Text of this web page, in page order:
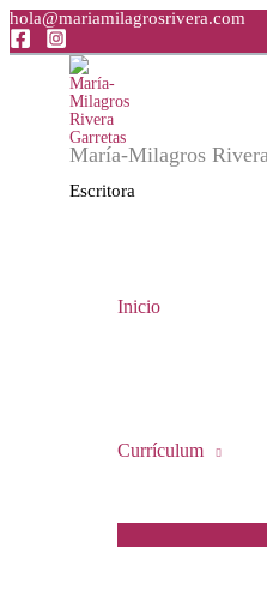
Ir
al
contenido
hola@mariamilagrosrivera.com
María-Milagros
Escritora
Inicio
Currículum